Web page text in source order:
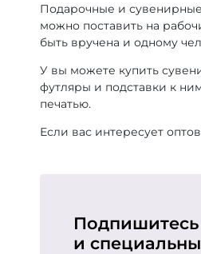
Подарочные и сувенирные
можно поставить на
быть вручена и одному
У вы можете купить
футляры и подставки к
печатью.
Если вас интересует
и